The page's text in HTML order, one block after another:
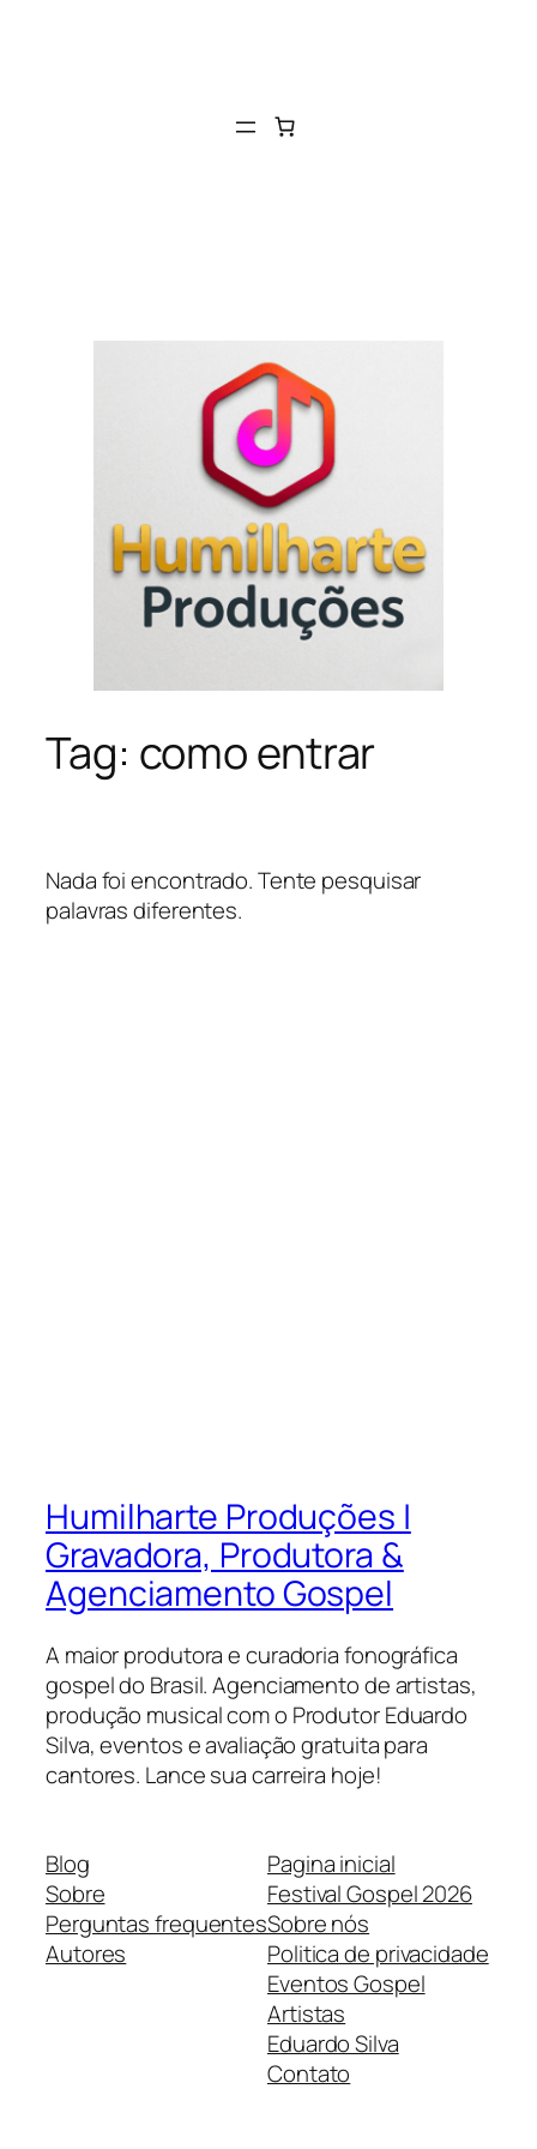
Tag: como entrar
Nada foi encontrado. Tente pesquisar
palavras diferentes.
Humilharte Produções |
Gravadora, Produtora &
Agenciamento Gospel
A maior produtora e curadoria fonográfica
gospel do Brasil. Agenciamento de artistas,
produção musical com o Produtor Eduardo
Silva, eventos e avaliação gratuita para
cantores. Lance sua carreira hoje!
Blog
Sobre
Perguntas frequentes
Autores
Pagina inicial
Festival Gospel 2026
Sobre nós
Politica de privacidade
Eventos Gospel
Artistas
Eduardo Silva
Contato